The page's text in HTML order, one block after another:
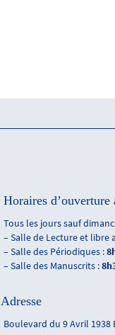
Horaires d’ouverture
Tous les jours sauf
– Salle de Lecture et libre
– Salle des Périodiques :
– Salle des Manuscrits :
Adresse
Boulevard du 9 Avril 1938